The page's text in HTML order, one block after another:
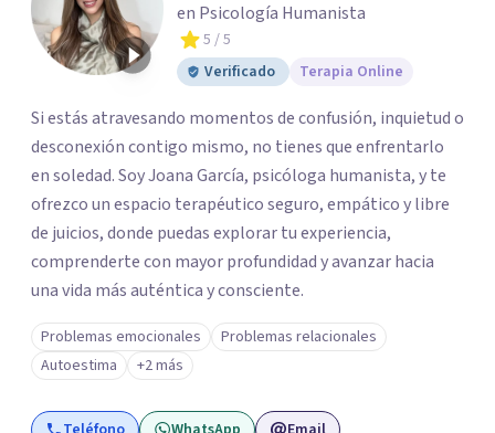
en Psicología Humanista
5 / 5
Verificado
Terapia Online
Si estás atravesando momentos de confusión, inquietud o
desconexión contigo mismo, no tienes que enfrentarlo
en soledad. Soy Joana García, psicóloga humanista, y te
ofrezco un espacio terapéutico seguro, empático y libre
de juicios, donde puedas explorar tu experiencia,
comprenderte con mayor profundidad y avanzar hacia
una vida más auténtica y consciente.
Problemas emocionales
Problemas relacionales
Autoestima
+2 más